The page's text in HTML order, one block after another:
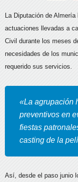
La Diputación de
actuaciones llevadas a
Civil durante los meses
necesidades de los
requerido sus servicios.
«La agrupación
preventivos en
fiestas
casting de la
Así, desde el paso junio